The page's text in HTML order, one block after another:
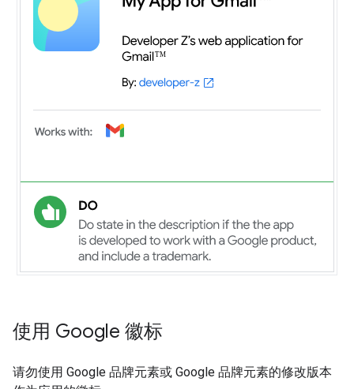
使用 Google 徽标
请勿使用 Google 品牌元素或 Google 品牌元素的修改版本